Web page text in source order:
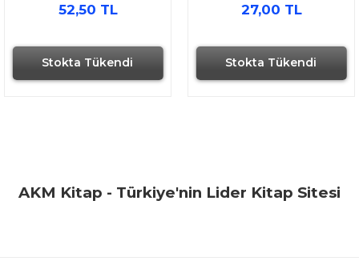
Stokta Tükendi
52,50 TL
Stokta Tükendi
27,00 TL
AKM Kitap - Türkiye'nin Lider Kitap Sitesi